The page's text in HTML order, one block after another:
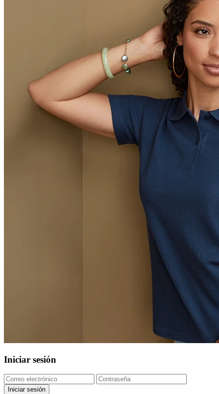
Iniciar sesión
Iniciar sesión